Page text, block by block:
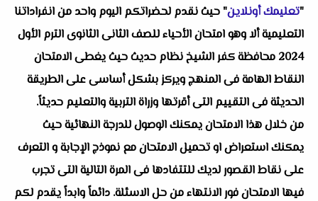
"تعليمك أونلاين" حيث نقدم لحضراتكم اليوم واحد من انفراداتنا
التعليمية ألا وهو امتحان الأحياء للصف الثانى الثانوى الترم الأول
2024 محافظة كفر الشيخ نظام حديث حيث يغطى الامتحان
النقاط الهامة فى المنهج ويركز بشكل أساسى على الطريقة
الحديثة فى التقييم التى أقرتها وزراة التربية والتعليم حديثاً.
من خلال هذا الامتحان يمكنك الوصول للدرجة النهائية حيث
يمكنك استعراض او تحميل الامتحان مع نموذج الإجابة و التعرف
على نقاط القصور لديك للتتفادها فى المرة التالية التى تجرب
فيها الامتحان فور الانتهاء من حل الاسئلة. دائماً وابداً يقدم لكم